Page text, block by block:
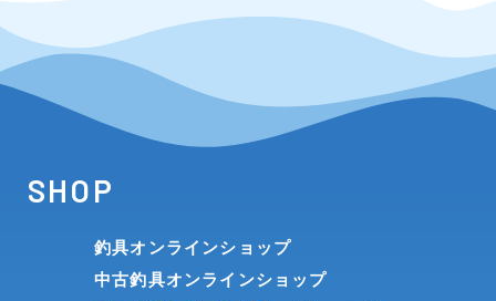
SHOP
釣具オンラインショップ
中古釣具オンラインショップ